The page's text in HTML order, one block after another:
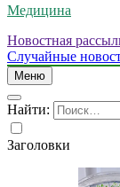
Медицина
Новостная
Случайные
Меню
Найти:
Заголовки